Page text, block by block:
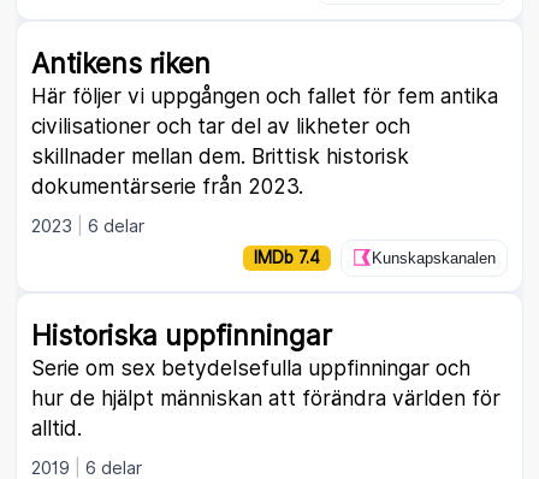
Antikens riken
Här följer vi uppgången och fallet för fem antika
civilisationer och tar del av likheter och
skillnader mellan dem. Brittisk historisk
dokumentärserie från 2023.
2023 6 delar
IMDb 7.4 Kunskapskanalen
Historiska uppfinningar
Serie om sex betydelsefulla uppfinningar och
hur de hjälpt människan att förändra världen för
alltid.
2019 6 delar